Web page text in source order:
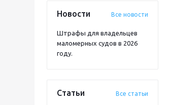
Новости Все новости
Штрафы для владельцев
маломерных судов в 2026
году.
Статьи Все статьи